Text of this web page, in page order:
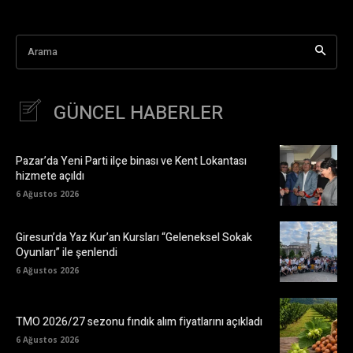
Arama
GÜNCEL HABERLER
Pazar’da Yeni Parti ilçe binası ve Kent Lokantası
hizmete açıldı
6 Ağustos 2026
Giresun’da Yaz Kur’an Kursları “Geleneksel Sokak
Oyunları” ile şenlendi
6 Ağustos 2026
TMO 2026/27 sezonu fındık alım fiyatlarını açıkladı
6 Ağustos 2026